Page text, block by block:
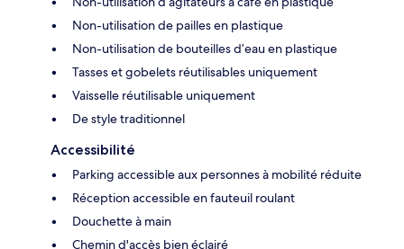
Non-utilisation de pailles en plastique
Non-utilisation de bouteilles d’eau en plastique
Tasses et gobelets réutilisables uniquement
Vaisselle réutilisable uniquement
De style traditionnel
Accessibilité
Parking accessible aux personnes à mobilité réduite
Réception accessible en fauteuil roulant
Douchette à main
Chemin d'accès bien éclairé